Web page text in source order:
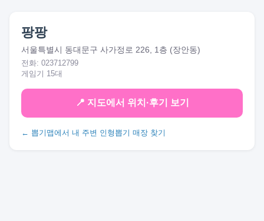
팡팡
서울특별시 동대문구 사가정로 226, 1층 (장안동)
전화: 023712799
게임기 15대
📍 지도에서 위치·후기 보기
← 뽑기맵에서 내 주변 인형뽑기 매장 찾기